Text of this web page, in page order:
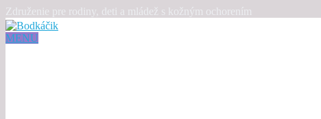
Združenie pre rodiny, deti a mládež s kožným ochorením
MENU